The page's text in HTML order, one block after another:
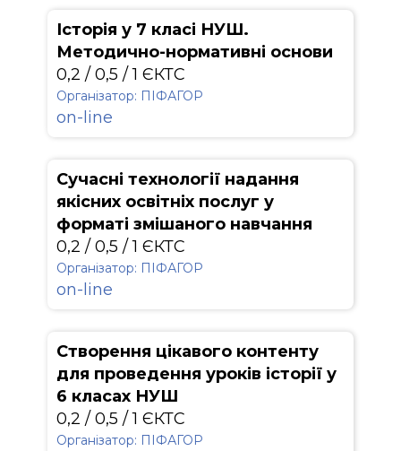
Історія у 7 класі НУШ.
Методично-нормативні основи
0,2 / 0,5 / 1 ЄКТС
Організатор: ПІФАГОР
on-line
Сучасні технології надання
якісних освітніх послуг у
форматі змішаного навчання
0,2 / 0,5 / 1 ЄКТС
Організатор: ПІФАГОР
on-line
Створення цікавого контенту
для проведення уроків історії у
6 класах НУШ
0,2 / 0,5 / 1 ЄКТС
Організатор: ПІФАГОР